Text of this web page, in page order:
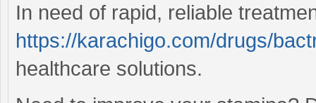
In need of rapid, reliable
https://karachigo.com/drugs/
healthcare solutions.